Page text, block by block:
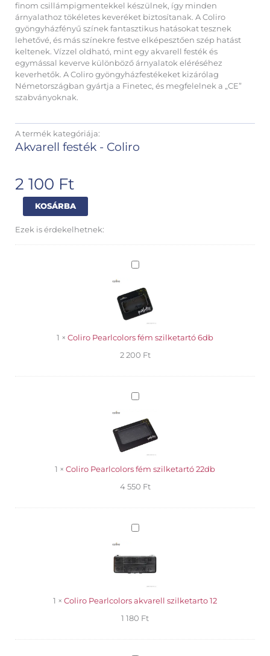
finom csillámpigmentekkel készülnek, így minden
árnyalathoz tökéletes keveréket biztosítanak. A Coliro
gyöngyházfényű színek fantasztikus hatásokat tesznek
lehetővé, és más színekre festve elképesztően szép hatást
keltenek. Vízzel oldható, mint egy akvarell festék és
egymással keverve különböző árnyalatok eléréséhez
keverhetők. A Coliro gyöngyházfestékeket kizárólag
Németországban gyártja a Finetec, és megfelelnek a „CE”
szabványoknak.
A termék kategóriája:
Akvarell festék - Coliro
2 100 Ft
Coliro
Pearlcolors
akvarell
Green
KOSÁRBA
Ezek is érdekelhetnek:
Coliro
fém
szilketartó
6db
1 × Coliro Pearlcolors fém szilketartó 6db
2 200 Ft
Coliro
fém
szilketartó
22db
1 × Coliro Pearlcolors fém szilketartó 22db
4 550 Ft
Coliro
szilketarto
12
1 × Coliro Pearlcolors akvarell szilketarto 12
1 180 Ft